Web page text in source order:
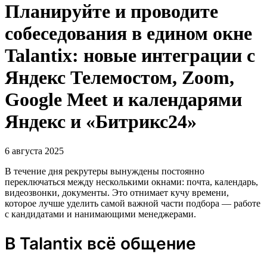
Планируйте и проводите
собеседования в едином окне
Talantix: новые интеграции с
Яндекс Телемостом, Zoom,
Google Meet и календарями
Яндекс и «Битрикс24»
6 августа 2025
В течение дня рекрутеры вынуждены постоянно
переключаться между несколькими окнами: почта, календарь,
видеозвонки, документы. Это отнимает кучу времени,
которое лучше уделить самой важной части подбора — работе
с кандидатами и нанимающими менеджерами.
В Talantix всё общение